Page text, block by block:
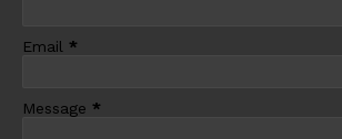
Email *
Message *